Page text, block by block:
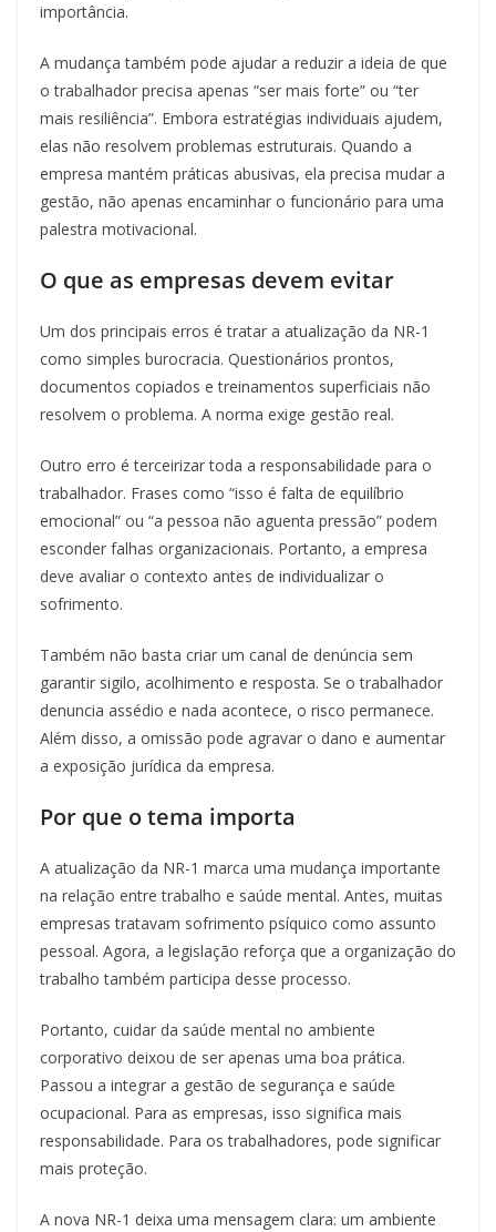
importância.
A mudança também pode ajudar a reduzir a ideia de que
o trabalhador precisa apenas “ser mais forte” ou “ter
mais resiliência”. Embora estratégias individuais ajudem,
elas não resolvem problemas estruturais. Quando a
empresa mantém práticas abusivas, ela precisa mudar a
gestão, não apenas encaminhar o funcionário para uma
palestra motivacional.
O que as empresas devem evitar
Um dos principais erros é tratar a atualização da NR-1
como simples burocracia. Questionários prontos,
documentos copiados e treinamentos superficiais não
resolvem o problema. A norma exige gestão real.
Outro erro é terceirizar toda a responsabilidade para o
trabalhador. Frases como “isso é falta de equilíbrio
emocional” ou “a pessoa não aguenta pressão” podem
esconder falhas organizacionais. Portanto, a empresa
deve avaliar o contexto antes de individualizar o
sofrimento.
Também não basta criar um canal de denúncia sem
garantir sigilo, acolhimento e resposta. Se o trabalhador
denuncia assédio e nada acontece, o risco permanece.
Além disso, a omissão pode agravar o dano e aumentar
a exposição jurídica da empresa.
Por que o tema importa
A atualização da NR-1 marca uma mudança importante
na relação entre trabalho e saúde mental. Antes, muitas
empresas tratavam sofrimento psíquico como assunto
pessoal. Agora, a legislação reforça que a organização do
trabalho também participa desse processo.
Portanto, cuidar da saúde mental no ambiente
corporativo deixou de ser apenas uma boa prática.
Passou a integrar a gestão de segurança e saúde
ocupacional. Para as empresas, isso significa mais
responsabilidade. Para os trabalhadores, pode significar
mais proteção.
A nova NR-1 deixa uma mensagem clara: um ambiente